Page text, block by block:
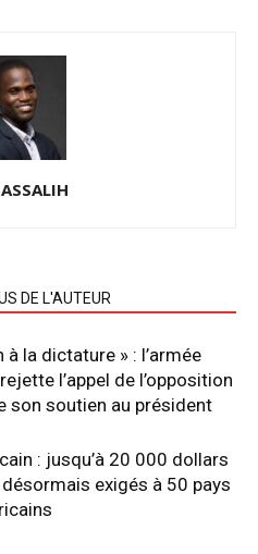
DE L'AUTEUR
à la dictature » : l’armée
l’appel de l’opposition
son soutien au président
: jusqu’à 20 000 dollars
exigés à 50 pays